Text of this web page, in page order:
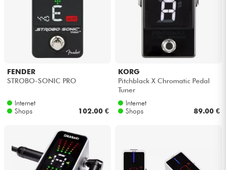
Studio
Kopfhörer
Licht
FENDER
STROBO-SONIC PRO
Internet
Shops
102.00 €
KORG
Pitchblack X Chromatic Pedal
Tuner
Internet
Shops
89.00 €